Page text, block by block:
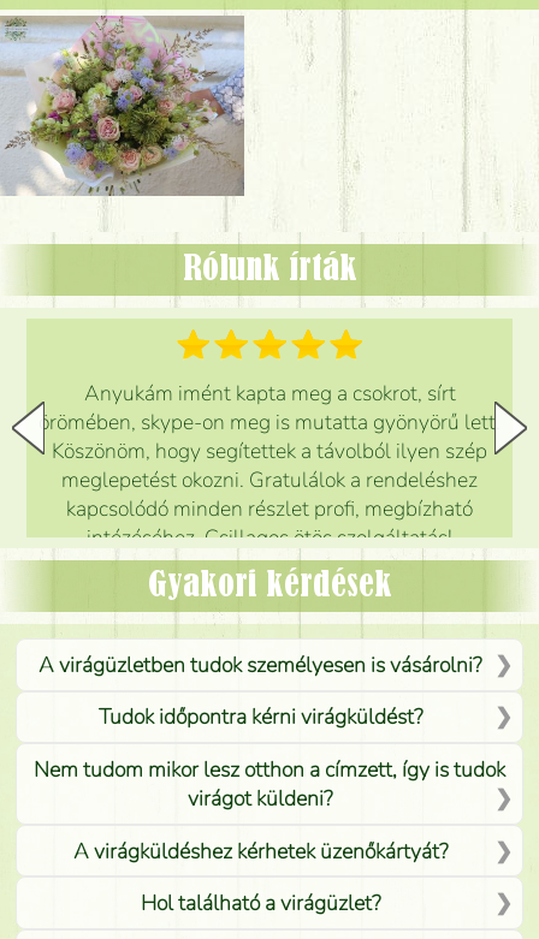
Rólunk írták
Anyukám imént kapta meg a csokrot, sírt
örömében, skype-on meg is mutatta gyönyörű lett.
Köszönöm, hogy segítettek a távolból ilyen szép
meglepetést okozni. Gratulálok a rendeléshez
kapcsolódó minden részlet profi, megbízható
intézéséhez. Csillagos ötös szolgáltatás!
Mónika
Gyakori kérdések
A virágüzletben tudok személyesen is vásárolni?
Tudok időpontra kérni virágküldést?
Nem tudom mikor lesz otthon a címzett, így is tudok
virágot küldeni?
A virágküldéshez kérhetek üzenőkártyát?
Hol található a virágüzlet?